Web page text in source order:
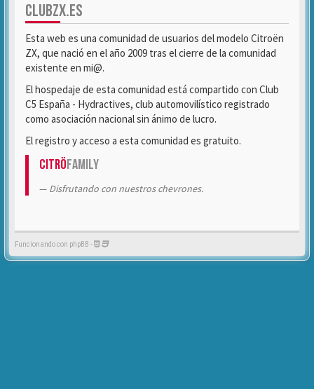
CLUBZX.ES
Esta web es una comunidad de usuarios del modelo Citroën
ZX, que nació en el año 2009 tras el cierre de la comunidad
existente en mi@.
El hospedaje de esta comunidad está compartido con Club
C5 España - Hydractives, club automovilístico registrado
como asociación nacional sin ánimo de lucro.
El registro y acceso a esta comunidad es gratuito.
CitröFamily
Disfrutando con nuestros chevrones.
Funcionando con phpBB -